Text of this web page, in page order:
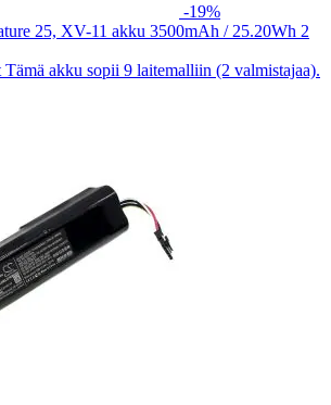
-19%
25, XV-11 akku 3500mAh / 25.20Wh 2
akku sopii 9 laitemalliin (2 valmistajaa).